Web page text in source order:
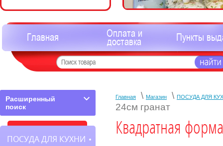
Главная Оплата и
доставка Пункты
Главная \ Магазин \ ПОСУДА ДЛЯ
24см гранат
Квадратная
Расширенный
поиск
ПОСУДА ДЛЯ КУХНИ